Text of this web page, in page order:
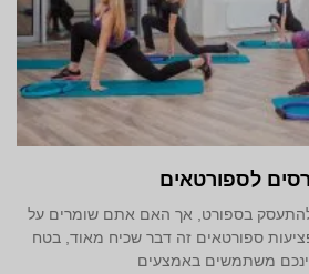
לספורטאים
בספורט, אך האם אתם שומרים על
ספורטאים זה דבר שכיח מאוד, בטח
משתמשים באמצעים